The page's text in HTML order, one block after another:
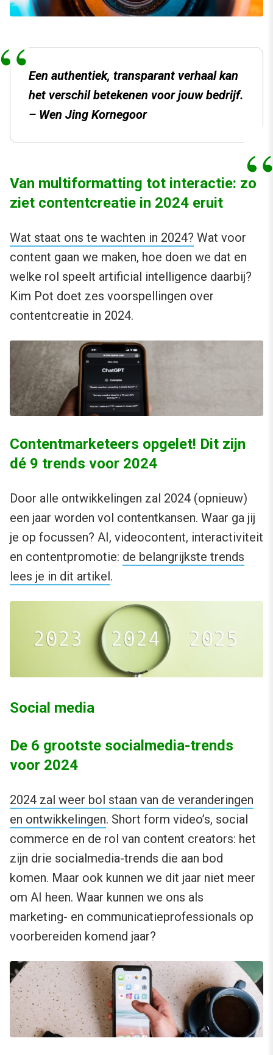
Een authentiek, transparant verhaal kan
het verschil betekenen voor jouw bedrijf.
– Wen Jing Kornegoor
Van multiformatting tot interactie: zo
ziet contentcreatie in 2024 eruit
Wat staat ons te wachten in 2024? Wat voor
content gaan we maken, hoe doen we dat en
welke rol speelt artificial intelligence daarbij?
Kim Pot doet zes voorspellingen over
contentcreatie in 2024.
Contentmarketeers opgelet! Dit zijn
dé 9 trends voor 2024
Door alle ontwikkelingen zal 2024 (opnieuw)
een jaar worden vol contentkansen. Waar ga jij
je op focussen? AI, videocontent, interactiviteit
en contentpromotie: de belangrijkste trends
lees je in dit artikel .
Social media
De 6 grootste socialmedia-trends
voor 2024
2024 zal weer bol staan van de veranderingen
en ontwikkelingen. Short form video’s, social
commerce en de rol van content creators: het
zijn drie socialmedia-trends die aan bod
komen. Maar ook kunnen we dit jaar niet meer
om AI heen. Waar kunnen we ons als
marketing- en communicatieprofessionals op
voorbereiden komend jaar?